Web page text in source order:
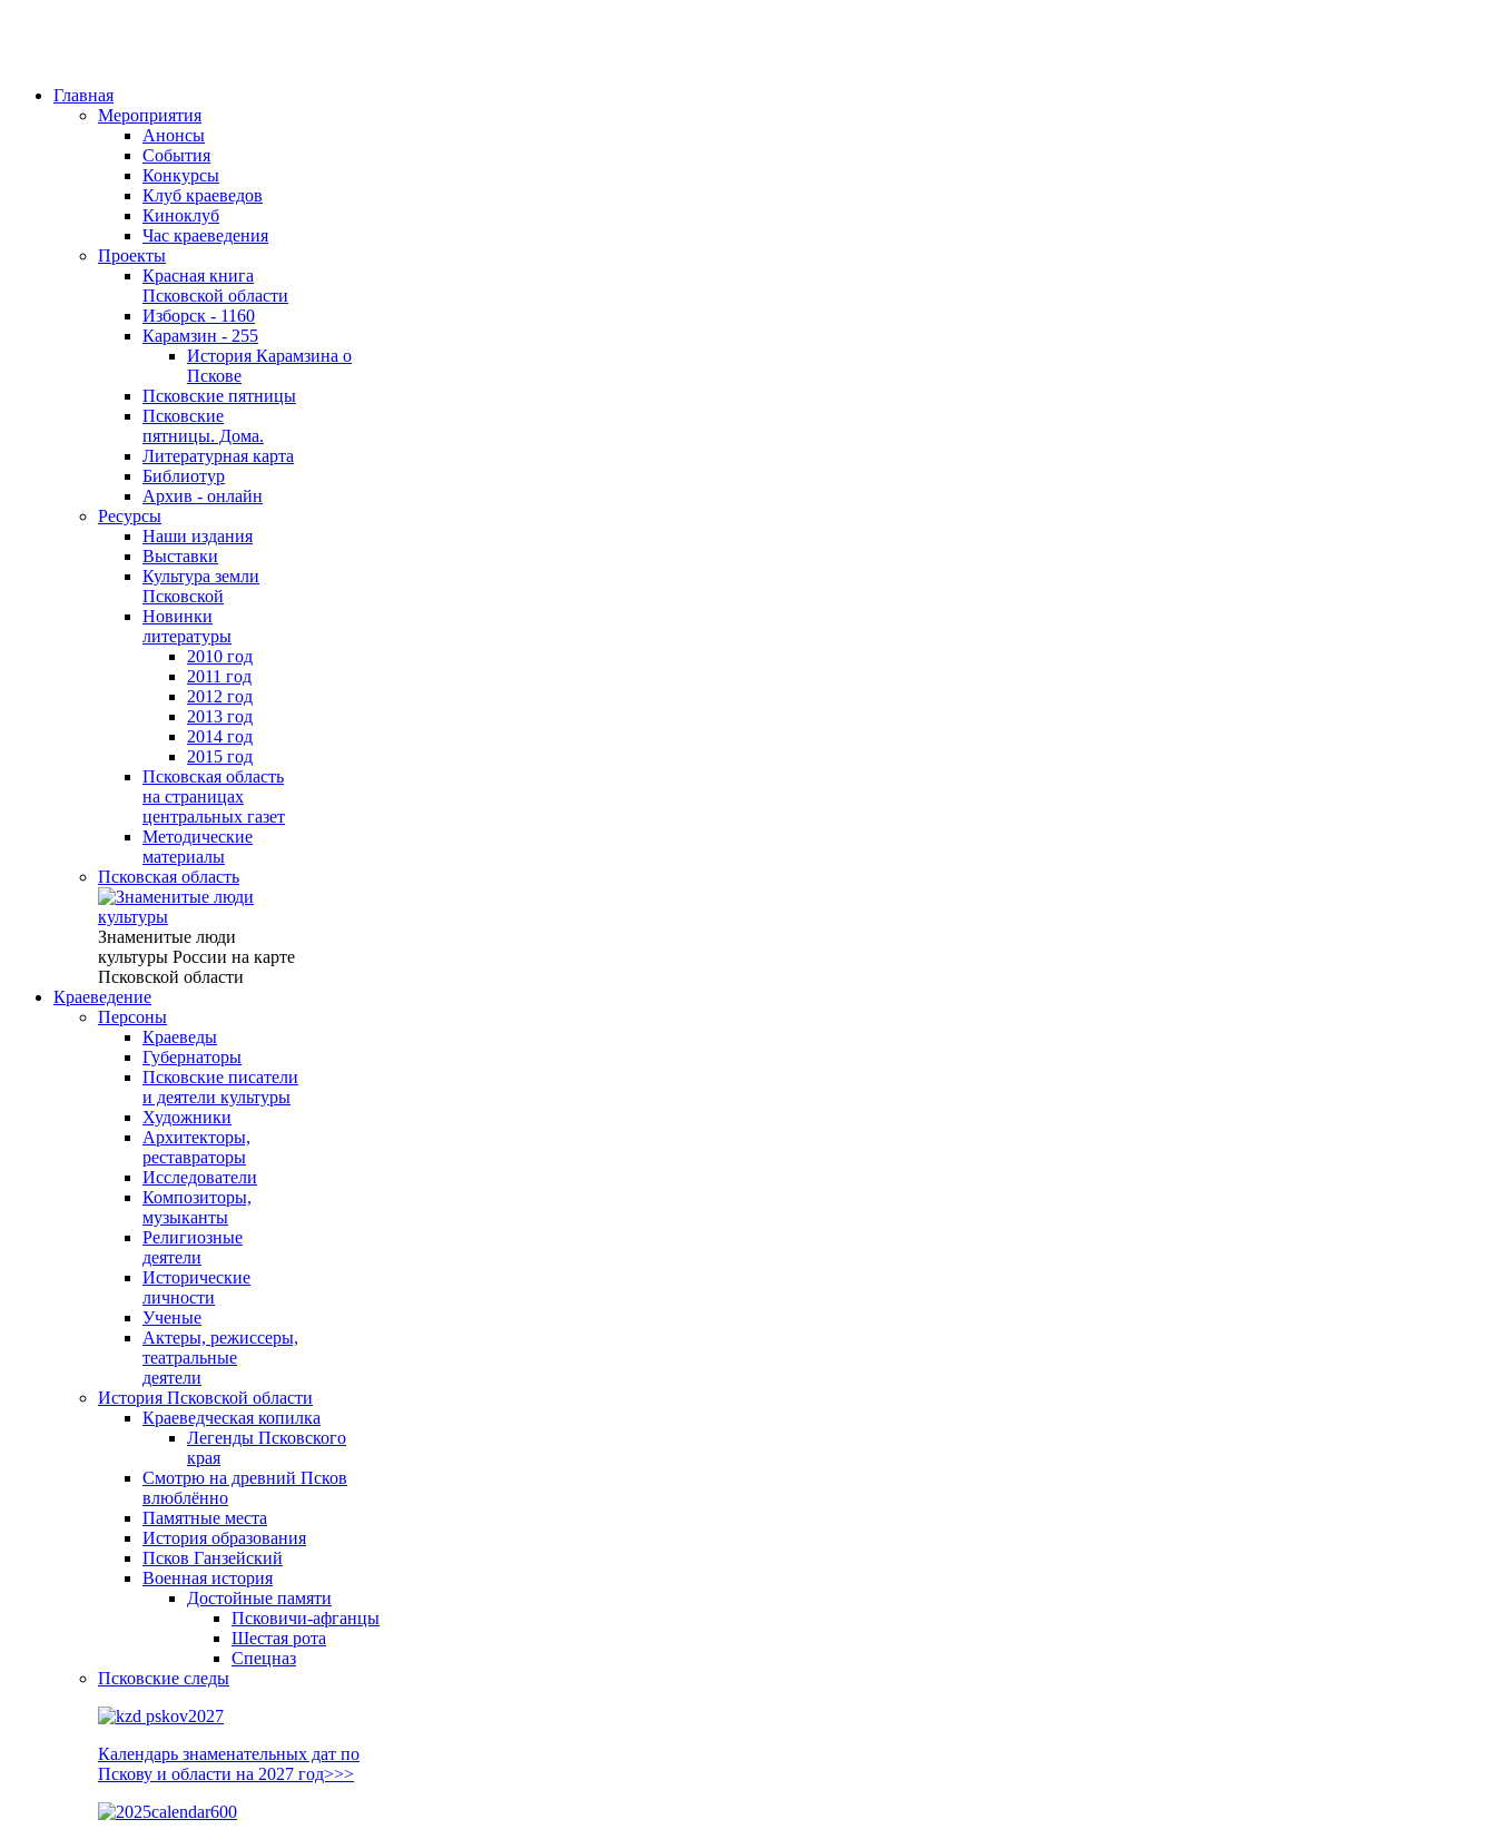
Главная
Мероприятия
Анонсы
События
Конкурсы
Клуб краеведов
Киноклуб
Час краеведения
Проекты
Красная книга
Псковской области
Изборск - 1160
Карамзин - 255
История Карамзина о
Пскове
Псковские пятницы
Псковские
пятницы. Дома.
Литературная карта
Библиотур
Архив - онлайн
Ресурсы
Наши издания
Выставки
Культура земли
Псковской
Новинки
литературы
2010 год
2011 год
2012 год
2013 год
2014 год
2015 год
Псковская область
на страницах
центральных газет
Методические
материалы
Псковская область
Знаменитые люди
культуры России на карте
Псковской области
Краеведение
Персоны
Краеведы
Губернаторы
Псковские писатели
и деятели культуры
Художники
Архитекторы,
реставраторы
Исследователи
Композиторы,
музыканты
Религиозные
деятели
Исторические
личности
Ученые
Актеры, режиссеры,
театральные
деятели
История Псковской области
Краеведческая копилка
Легенды Псковского
края
Смотрю на древний Псков
влюблённо
Памятные места
История образования
Псков Ганзейский
Военная история
Достойные памяти
Псковичи-афганцы
Шестая рота
Спецназ
Псковские следы
Календарь знаменательных дат по
Пскову и области на 2027 год>>>